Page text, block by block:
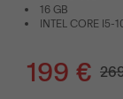
16 GB
INTEL CORE I5-
199 €